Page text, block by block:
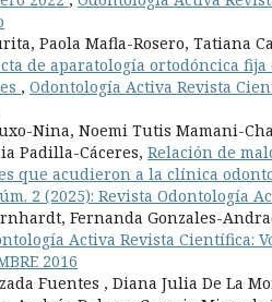
Paola Mafla-Rosero, Tatiana
de aparatología ortodóncica
, Odontología Activa Revista
Nina, Noemi Tutis Mamani-
Padilla-Cáceres, Relación de
que acudieron a la clínica
2 (2025): Revista Odontología
Fernanda Gonzales-
Activa Revista Científica:
2016
Fuentes , Diana Julia De La